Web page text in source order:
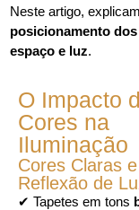
Neste artigo,
posicionamento
espaço e luz.
O Impacto
Cores na
Iluminação
Cores Claras e
Reflexão de
✔ Tapetes em tons